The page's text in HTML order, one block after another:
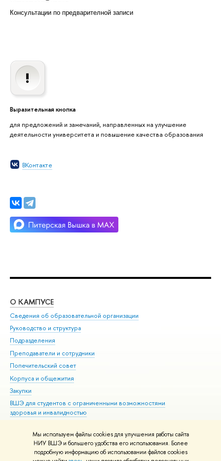
Мы используем файлы cookies для улучшения работы сайта
НИУ ВШЭ и большего удобства его использования. Более
подробную информацию об использовании файлов cookies
Консультации по предварителной записи
Выразительная кнопка
для предложений и замечаний, направленных на улучшение
деятельности университета и повышение качества образования
ВКонтакте
О КАМПУСЕ
Сведения об образовательной организации
Руководство и структура
Подразделения
Преподаватели и сотрудники
Попечительский совет
Корпуса и общежития
Закупки
ВШЭ для студентов с ограниченными возможностями
здоровья и инвалидностью
Единая платежная страница